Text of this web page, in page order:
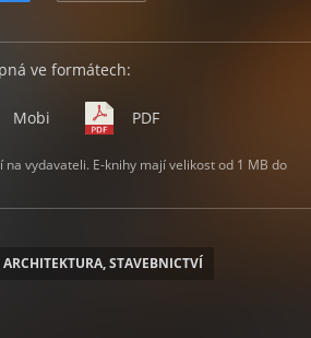
ve formátech:
Mobi PDF
vydavateli. E-knihy mají velikost od 1 MB do
ARCHITEKTURA, STAVEBNICTVÍ